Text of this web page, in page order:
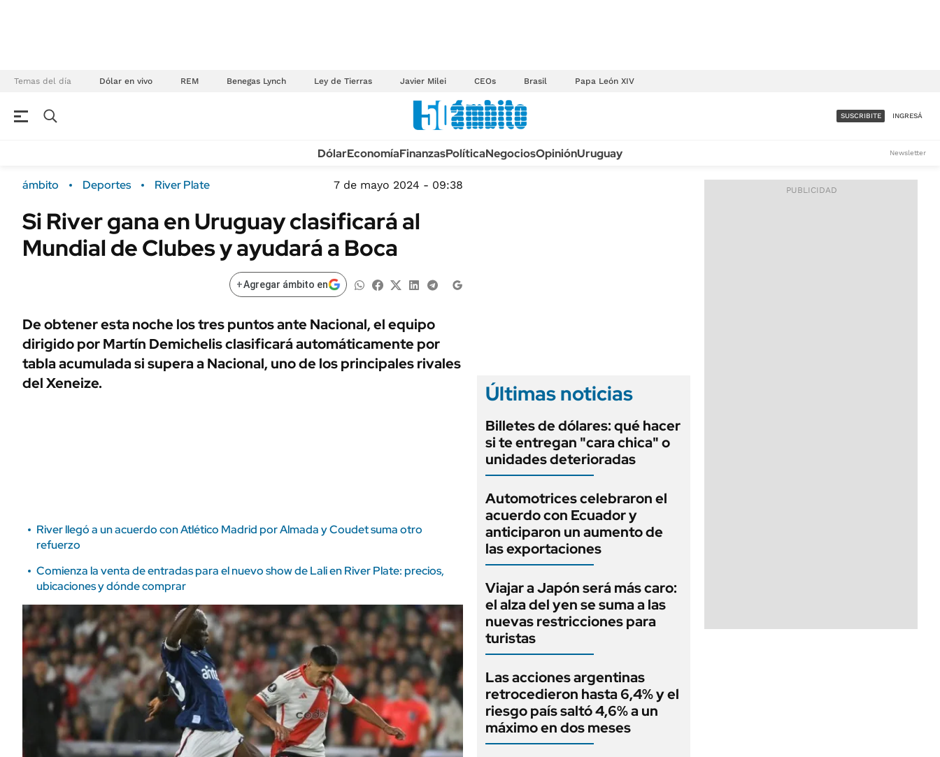
Temas del día Dólar en vivo REM Benegas Lynch Ley de Tierras Javier Milei CEOs Brasil Papa León XIV
Campo
FINANZAS
ÁMBITO DEBATE
MEDIAKIT AMBITO DEBATE
Sustentabilidad
ENERGY REPORT
POLÍTICA
Municipios
URUGUAY
TECNOLOGÍA
MÉXICO
MUNDO
INFORMACIÓN GENERAL
LIFESTYLE
AUTOS
ACCESO FULL - $1.800/MES
SUSCRIBITE INGRESÁ
DólarEconomíaFinanzasPolíticaNegociosOpiniónUruguay Newsletter
ámbito Deportes River Plate 7 de mayo 2024 - 09:38
Si River gana en Uruguay clasificará al
Mundial de Clubes y ayudará a Boca
+Agregar ámbito en
De obtener esta noche los tres puntos ante Nacional, el equipo
dirigido por Martín Demichelis clasificará automáticamente por
tabla acumulada si supera a Nacional, uno de los principales rivales
del Xeneize.
River llegó a un acuerdo con Atlético Madrid por Almada y Coudet suma otro
refuerzo
Comienza la venta de entradas para el nuevo show de Lali en River Plate: precios,
ubicaciones y dónde comprar
Últimas noticias
Billetes de dólares: qué hacer
si te entregan "cara chica" o
unidades deterioradas
Automotrices celebraron el
acuerdo con Ecuador y
anticiparon un aumento de
las exportaciones
Viajar a Japón será más caro:
el alza del yen se suma a las
nuevas restricciones para
turistas
Las acciones argentinas
retrocedieron hasta 6,4% y el
riesgo país saltó 4,6% a un
máximo en dos meses